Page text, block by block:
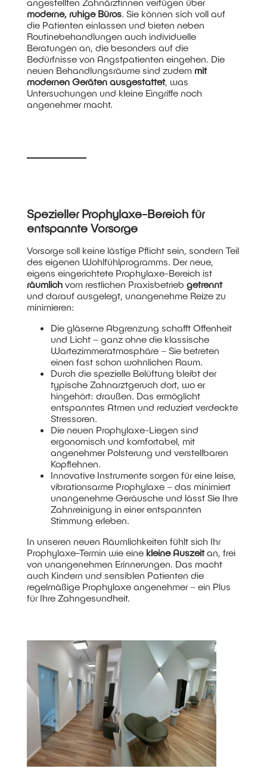
moderne, ruhige Büros. Sie können sich voll auf
die Patienten einlassen und bieten neben
Routinebehandlungen auch individuelle
Beratungen an, die besonders auf die
Bedürfnisse von Angstpatienten eingehen. Die
neuen Behandlungsräume sind zudem mit
modernen Geräten ausgestattet, was
Untersuchungen und kleine Eingriffe noch
angenehmer macht.
Spezieller Prophylaxe-Bereich für
entspannte Vorsorge
Vorsorge soll keine lästige Pflicht sein, sondern Teil
des eigenen Wohlfühlprogramms. Der neue,
eigens eingerichtete Prophylaxe-Bereich ist
räumlichvom restlichen Praxisbetrieb getrennt
und darauf ausgelegt, unangenehme Reize zu
minimieren:
Die gläserne Abgrenzung schafft Offenheit
und Licht – ganz ohne die klassische
Wartezimmeratmosphäre – Sie betreten
einen fast schon wohnlichen Raum.
Durch die spezielle Belüftung bleibt der
typische Zahnarztgeruch dort, wo er
hingehört: draußen. Das ermöglicht
entspanntes Atmen und reduziert verdeckte
Stressoren.
Die neuen Prophylaxe-Liegen sind
ergonomisch und komfortabel, mit
angenehmer Polsterung und verstellbaren
Kopflehnen.
Innovative Instrumente sorgen für eine leise,
vibrationsarme Prophylaxe – das minimiert
unangenehme Geräusche und lässt Sie Ihre
Zahnreinigung in einer entspannten
Stimmung erleben.
In unseren neuen Räumlichkeiten fühlt sich Ihr
Prophylaxe-Termin wie eine kleine Auszeitan, frei
von unangenehmen Erinnerungen. Das macht
auch Kindern und sensiblen Patienten die
regelmäßige Prophylaxe angenehmer – ein Plus
für Ihre Zahngesundheit.